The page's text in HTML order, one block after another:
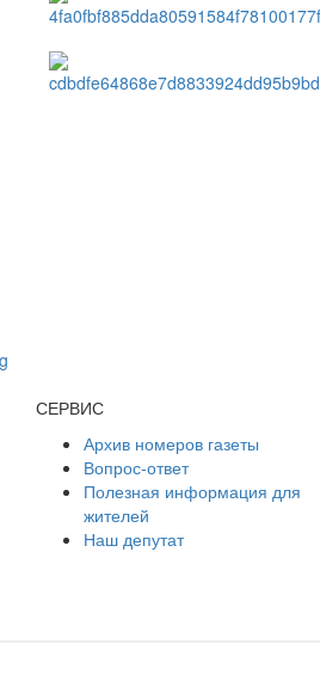
СЕРВИС
Архив номеров газеты
Вопрос-ответ
Полезная информация для
жителей
Наш депутат